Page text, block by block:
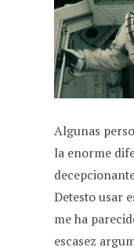
e
b
o
o
k
Algunas
la enorme
Detesto usar
me ha
escasez